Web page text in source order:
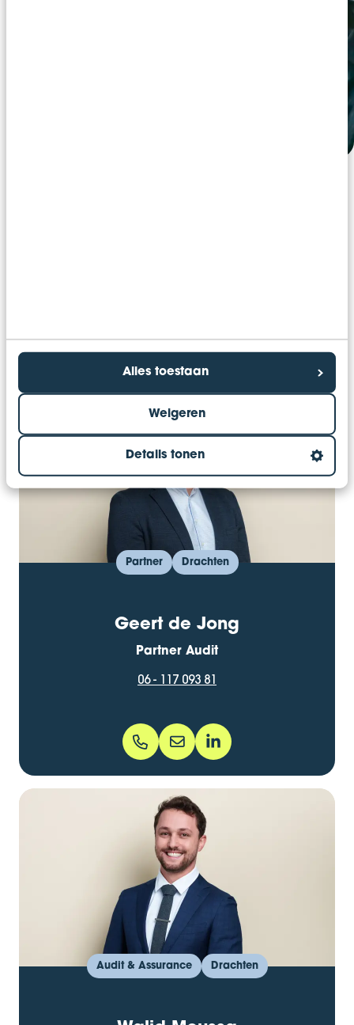
Alles toestaan
Weigeren
Details tonen
hieronder alvast kennis met ons team!
Partner Drachten
Geert de Jong
Partner Audit
06 - 117 093 81
06 - 117 093 81
geert.de.jong@bentacera.nl
geert-de-jong-74b85617/
Audit & Assurance Drachten